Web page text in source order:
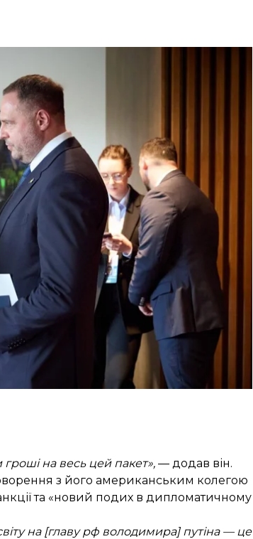
придбати. Нині офіційний Київ чекає
з журналістами,
першої віцепрем'єрки — міністерки
Бессента. Там також був присутній
кроки. Разом із тим Свириденко та
Зеленський зауважив, що йдеться
гроші на весь цей пакет», — додав він.
з його американським колегою
та «новий подих в дипломатичному
на [главу рф володимира] путіна — це